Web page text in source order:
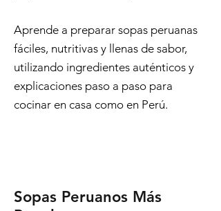
Aprende a preparar sopas peruanas
fáciles, nutritivas y llenas de sabor,
utilizando ingredientes auténticos y
explicaciones paso a paso para
cocinar en casa como en Perú.
Sopas Peruanos Más